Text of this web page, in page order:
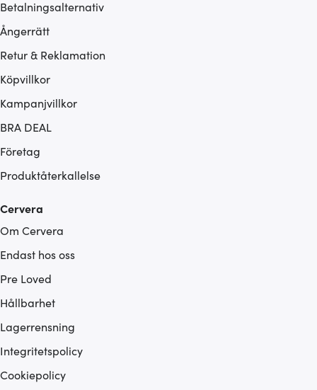
Betalningsalternativ
Ångerrätt
Retur & Reklamation
Köpvillkor
Kampanjvillkor
BRA DEAL
Företag
Produktåterkallelse
Cervera
Om Cervera
Endast hos oss
Pre Loved
Hållbarhet
Lagerrensning
Integritetspolicy
Cookiepolicy